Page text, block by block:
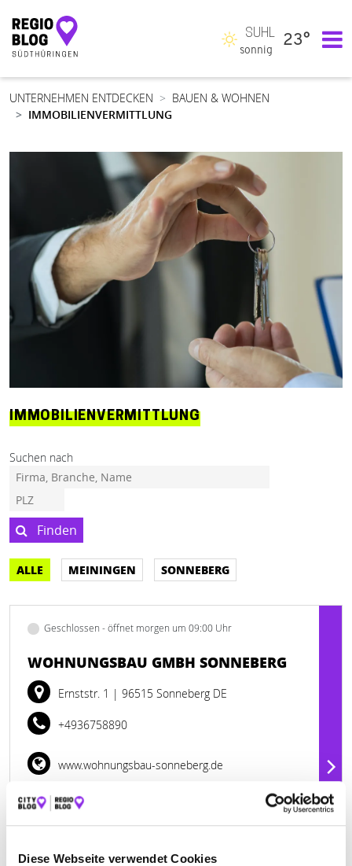
Diese Webseite verwendet Cookies
Hauptnavigation
SUHL
sonnig
23°
UNTERNEHMEN ENTDECKEN
BAUEN & WOHNEN
IMMOBILIENVERMITTLUNG
IMMOBILIENVERMITTLUNG
Suchen nach
Finden
ALLE MEININGEN SONNEBERG
Geschlossen - öffnet morgen um 09:00 Uhr
WOHNUNGSBAU GMBH SONNEBERG
Ernststr. 1 | 96515 Sonneberg DE
+4936758890
www.wohnungsbau-sonneberg.de